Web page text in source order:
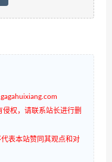
权，请联系站长进行删
表本站赞同其观点和对